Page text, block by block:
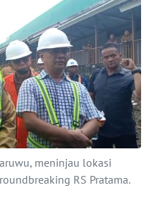
meninjau lokasi
RS Pratama.